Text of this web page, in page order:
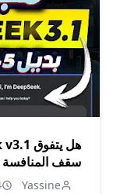
سقف المنافسة
Yassine